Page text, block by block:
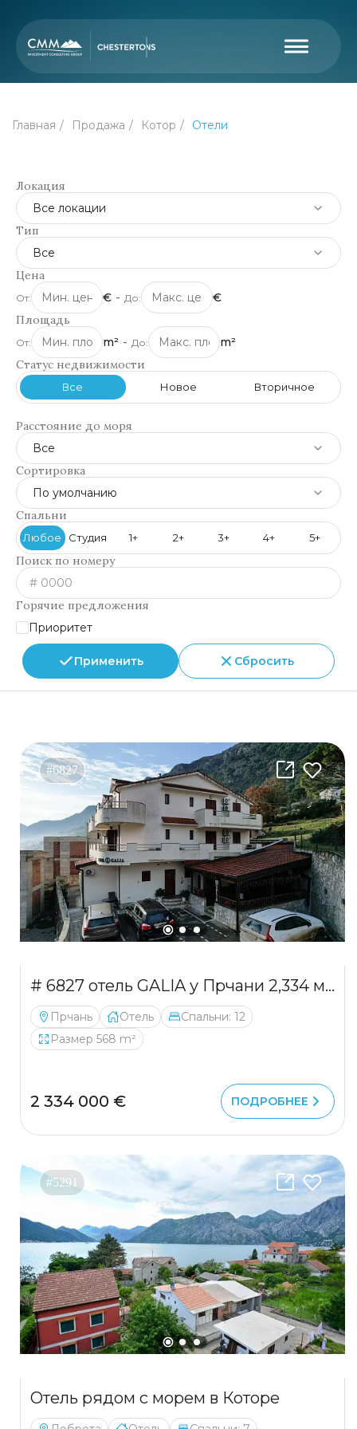
Главная Продажа Котор Отели
Локация
Все локации
Тип
Все
Цена
От: € - До:
€
Площадь
От: m² - До:
m²
Статус недвижимости
Все Новое Вторичное
Расстояние до моря
Все
Сортировка
По умолчанию
Спальни
Любое Студия 1+ 2+ 3+ 4+ 5+
Поиск по номеру
Горячие предложения
Приоритет
Применить Сбросить
#6827
# 6827 отель GALIA у Прчани 2,334 млн
Прчань Отель
Спальни: 12
Размер 568 m²
2 334 000 € ПОДРОБНЕЕ
#5291
Отель рядом с морем в Которе